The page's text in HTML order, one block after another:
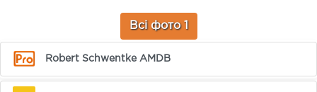
Всі фото 1
Robert Schwentke AMDB